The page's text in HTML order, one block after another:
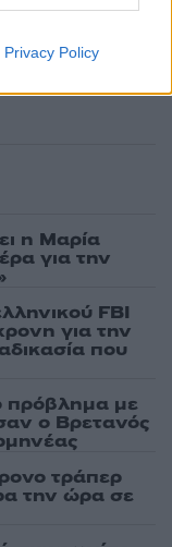
Privacy Policy
και
η Μαρία
για την
FBI
για την
που
πρόβλημα με
ο Βρετανός
τράπερ
την ώρα σε